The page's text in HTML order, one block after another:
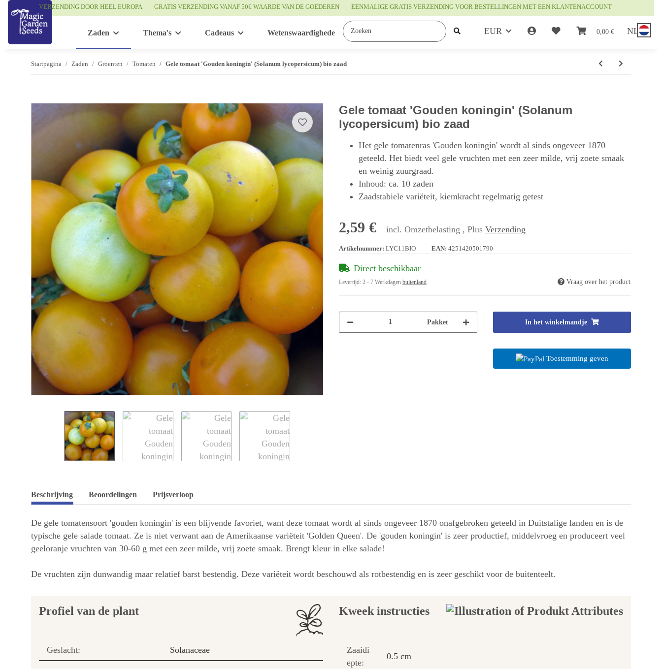
VERZENDING DOOR HEEL EUROPA GRATIS VERZENDING VANAF 50€ WAARDE VAN DE GOEDEREN EENMALIGE GRATIS VERZENDING VOOR BESTELLINGEN MET EEN KLANTENACCOUNT
EUR 0,00 € NL
Zaden Thema's Cadeaus Wetenswaardigheden
Startpagina Zaden Groenten Tomaten Gele tomaat 'Gouden koningin' (Solanum lycopersicum) bio zaad
Gele tomaat 'Gouden koningin' (Solanum
lycopersicum) bio zaad
Het gele tomatenras 'Gouden koningin' wordt al sinds ongeveer 1870
geteeld. Het biedt veel gele vruchten met een zeer milde, vrij zoete smaak
en weinig zuurgraad.
Inhoud: ca. 10 zaden
Zaadstabiele variëteit, kiemkracht regelmatig getest
2,59 € incl. Omzetbelasting , Plus Verzending
Artikelnummer: LYC11BIO EAN: 4251420501790
Direct beschikbaar
Levertijd: 2 - 7 Werkdagen buitenland Vraag over het product
Pakket In het winkelmandje
Toestemming geven
Beschrijving Beoordelingen Prijsverloop
De gele tomatensoort 'gouden koningin' is een blijvende favoriet, want deze tomaat wordt al sinds ongeveer 1870 onafgebroken geteeld in Duitstalige landen en is de
typische gele salade tomaat. Ze is niet verwant aan de Amerikaanse variëteit 'Golden Queen'. De 'gouden koningin' is zeer productief, middelvroeg en produceert veel
geeloranje vruchten van 30-60 g met een zeer milde, vrij zoete smaak. Brengt kleur in elke salade!
De vruchten zijn dunwandig maar relatief barst bestendig. Deze variëteit wordt beschouwd als rotbestendig en is zeer geschikt voor de buitenteelt.
Profiel van de plant
Geslacht: Solanaceae
Kweek instructies
Zaaidi
epte:
0.5 cm